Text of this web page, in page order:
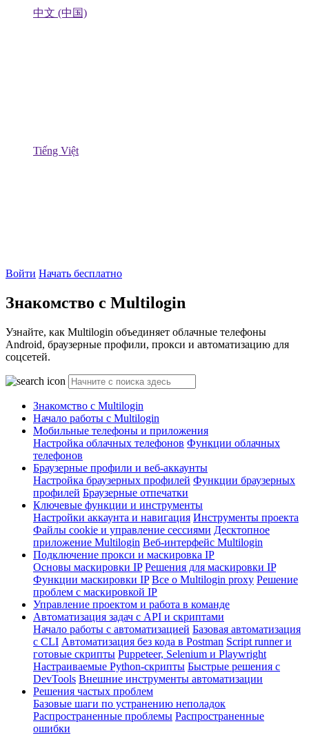
中文 (中国)
Tiếng Việt
Войти Начать бесплатно
Знакомство с Multilogin
Узнайте, как Multilogin объединяет облачные телефоны
Android, браузерные профили, прокси и автоматизацию для
соцсетей.
Знакомство с Multilogin
Начало работы с Multilogin
Мобильные телефоны и приложения
Настройка облачных телефонов Функции облачных
телефонов
Браузерные профили и веб-аккаунты
Настройка браузерных профилей Функции браузерных
профилей Браузерные отпечатки
Ключевые функции и инструменты
Настройки аккаунта и навигация Инструменты проекта
Файлы cookie и управление сессиями Десктопное
приложение Multilogin Веб-интерфейс Multilogin
Подключение прокси и маскировка IP
Основы маскировки IP Решения для маскировки IP
Функции маскировки IP Все о Multilogin proxy Решение
проблем с маскировкой IP
Управление проектом и работа в команде
Автоматизация задач с API и скриптами
Начало работы с автоматизацией Базовая автоматизация
с CLI Автоматизация без кода в Postman Script runner и
готовые скрипты Puppeteer, Selenium и Playwright
Настраиваемые Python-скрипты Быстрые решения с
DevTools Внешние инструменты автоматизации
Решения частых проблем
Базовые шаги по устранению неполадок
Распространенные проблемы Распространенные
ошибки